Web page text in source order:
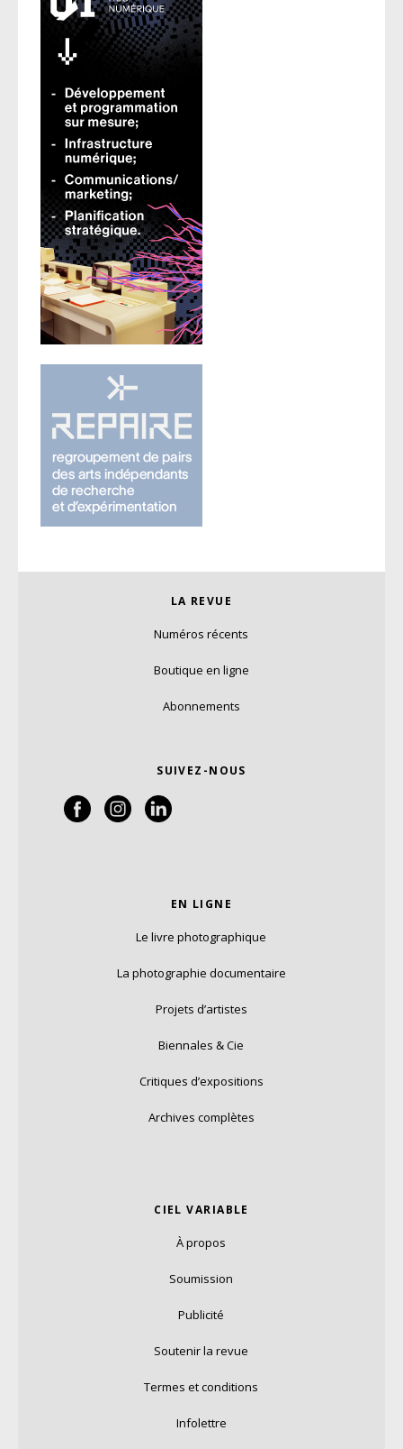
LA REVUE
Numéros récents
Boutique en ligne
Abonnements
SUIVEZ-NOUS
EN LIGNE
Le livre photographique
La photographie documentaire
Projets d’artistes
Biennales & Cie
Critiques d’expositions
Archives complètes
CIEL VARIABLE
À propos
Soumission
Publicité
Soutenir la revue
Termes et conditions
Infolettre